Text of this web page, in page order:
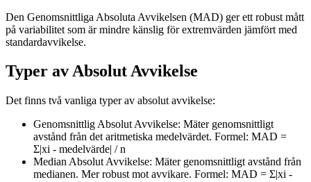
Den Genomsnittliga Absoluta Avvikelsen (MAD) ger ett robust mått
på variabilitet som är mindre känslig för extremvärden jämfört med
standardavvikelse.
Typer av Absolut Avvikelse
Det finns två vanliga typer av absolut avvikelse:
Genomsnittlig Absolut Avvikelse: Mäter genomsnittligt
avstånd från det aritmetiska medelvärdet. Formel: MAD =
Σ|xi - medelvärde| / n
Median Absolut Avvikelse: Mäter genomsnittligt avstånd från
medianen. Mer robust mot avvikare. Formel: MAD = Σ|xi -